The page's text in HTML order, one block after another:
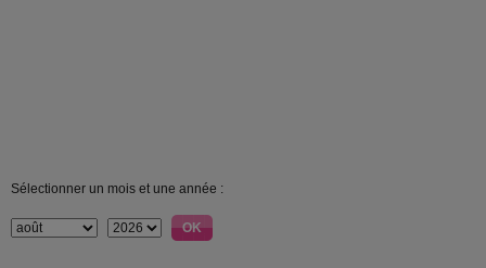
Sélectionner un mois et une année :